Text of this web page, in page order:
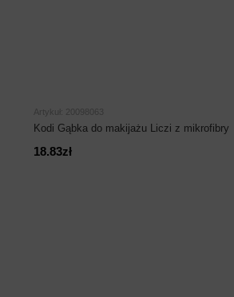
Artykuł: 20098063
Kodi Gąbka do makijażu Liczi z mikrofibry
18.83zł